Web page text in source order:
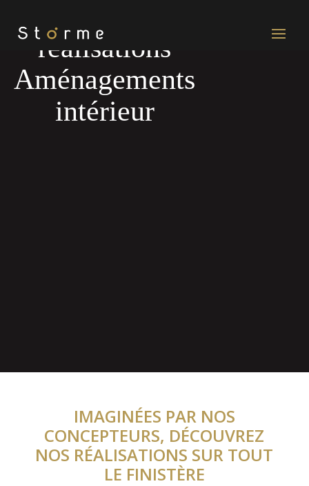
réalisations
Aménagements
intérieur
IMAGINÉES PAR NOS
CONCEPTEURS, DÉCOUVREZ
NOS RÉALISATIONS SUR TOUT
LE FINISTÈRE